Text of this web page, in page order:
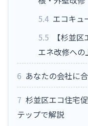
5.4 エコキュ
5.5
【杉並
エネ改修へ
6 あなたの会社に
7 杉並区エコ住宅
テップで解説